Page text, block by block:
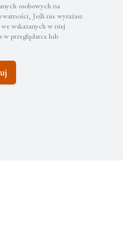
osobowych na
Jeśli nie wyrażasz
wskazanych w niej
w przeglądarce lub